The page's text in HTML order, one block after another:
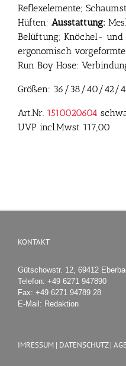
Reflexelemente;
Hüften; Ausstattung:
Belüftung; Knöchel- und
ergonomisch
Run Boy Hose:
Größen: 36/38/40/42/
Art.Nr. 1510020604
UVP incl.Mwst 117,00
KONTAKT
Gütschowstr. 12, 69412
Telefon: +49 6271 947890
Fax: +49 6271 94789 28
E-Mail: Redaktion
IMRESSUM | DATENSCHUTZ |